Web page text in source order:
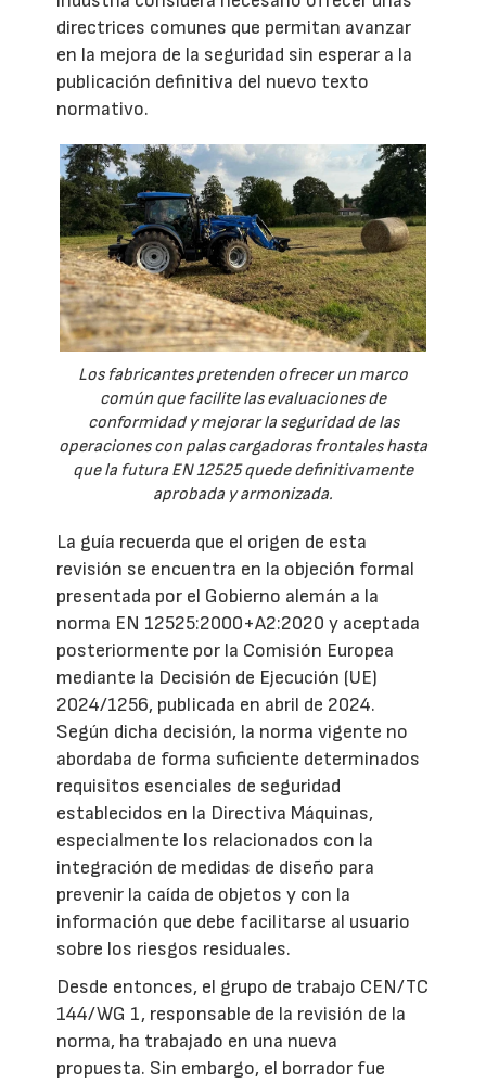
directrices comunes que permitan avanzar
en la mejora de la seguridad sin esperar a la
publicación definitiva del nuevo texto
normativo.
Los fabricantes pretenden ofrecer un marco
común que facilite las evaluaciones de
conformidad y mejorar la seguridad de las
operaciones con palas cargadoras frontales hasta
que la futura EN 12525 quede definitivamente
aprobada y armonizada.
La guía recuerda que el origen de esta
revisión se encuentra en la objeción formal
presentada por el Gobierno alemán a la
norma EN 12525:2000+A2:2020 y aceptada
posteriormente por la Comisión Europea
mediante la Decisión de Ejecución (UE)
2024/1256, publicada en abril de 2024.
Según dicha decisión, la norma vigente no
abordaba de forma suficiente determinados
requisitos esenciales de seguridad
establecidos en la Directiva Máquinas,
especialmente los relacionados con la
integración de medidas de diseño para
prevenir la caída de objetos y con la
información que debe facilitarse al usuario
sobre los riesgos residuales.
Desde entonces, el grupo de trabajo CEN/TC
144/WG 1, responsable de la revisión de la
norma, ha trabajado en una nueva
propuesta. Sin embargo, el borrador fue